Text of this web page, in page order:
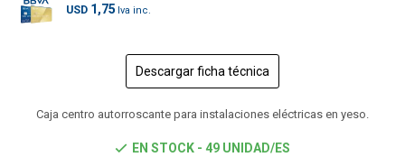
USD 1,75
Descargar ficha técnica
Caja centro autorroscante para instalaciones eléctricas en yeso.
EN STOCK - 49 UNIDAD/ES